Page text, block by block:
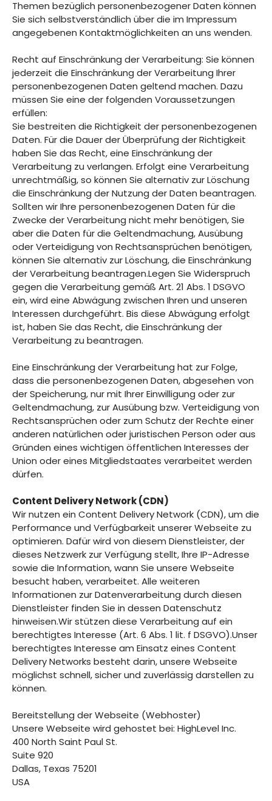
Themen bezüglich personenbezogener Daten können
Sie sich selbstverständlich über die im Impressum
angegebenen Kontaktmöglichkeiten an uns wenden.
Recht auf Einschränkung der Verarbeitung: Sie können
jederzeit die Einschränkung der Verarbeitung Ihrer
personenbezogenen Daten geltend machen. Dazu
müssen Sie eine der folgenden Voraussetzungen
erfüllen:
Sie bestreiten die Richtigkeit der personenbezogenen
Daten. Für die Dauer der Überprüfung der Richtigkeit
haben Sie das Recht, eine Einschränkung der
Verarbeitung zu verlangen. Erfolgt eine Verarbeitung
unrechtmäßig, so können Sie alternativ zur Löschung
die Einschränkung der Nutzung der Daten beantragen.
Sollten wir Ihre personenbezogenen Daten für die
Zwecke der Verarbeitung nicht mehr benötigen, Sie
aber die Daten für die Geltendmachung, Ausübung
oder Verteidigung von Rechtsansprüchen benötigen,
können Sie alternativ zur Löschung, die Einschränkung
der Verarbeitung beantragen.Legen Sie Widerspruch
gegen die Verarbeitung gemäß Art. 21 Abs. 1 DSGVO
ein, wird eine Abwägung zwischen Ihren und unseren
Interessen durchgeführt. Bis diese Abwägung erfolgt
ist, haben Sie das Recht, die Einschränkung der
Verarbeitung zu beantragen.
Eine Einschränkung der Verarbeitung hat zur Folge,
dass die personenbezogenen Daten, abgesehen von
der Speicherung, nur mit Ihrer Einwilligung oder zur
Geltendmachung, zur Ausübung bzw. Verteidigung von
Rechtsansprüchen oder zum Schutz der Rechte einer
anderen natürlichen oder juristischen Person oder aus
Gründen eines wichtigen öffentlichen Interesses der
Union oder eines Mitgliedstaates verarbeitet werden
dürfen.
Content Delivery Network (CDN)
Wir nutzen ein Content Delivery Network (CDN), um die
Performance und Verfügbarkeit unserer Webseite zu
optimieren. Dafür wird von diesem Dienstleister, der
dieses Netzwerk zur Verfügung stellt, Ihre IP-Adresse
sowie die Information, wann Sie unsere Webseite
besucht haben, verarbeitet. Alle weiteren
Informationen zur Datenverarbeitung durch diesen
Dienstleister finden Sie in dessen Datenschutz
hinweisen.Wir stützen diese Verarbeitung auf ein
berechtigtes Interesse (Art. 6 Abs. 1 lit. f DSGVO).Unser
berechtigtes Interesse am Einsatz eines Content
Delivery Networks besteht darin, unsere Webseite
möglichst schnell, sicher und zuverlässig darstellen zu
können.
Bereitstellung der Webseite (Webhoster)
Unsere Webseite wird gehostet bei: HighLevel Inc.
400 North Saint Paul St.
Suite 920
Dallas, Texas 75201
USA